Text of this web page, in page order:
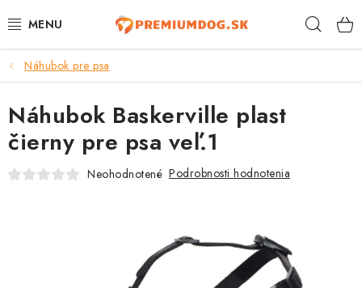
na
TOP 100 PRODUKTOV
NOVINKY
AKCIE
Náhubok pre psa
Náhubok Baskerville plast
čierny pre psa veľ.1
Neohodnotené Podrobnosti hodnotenia